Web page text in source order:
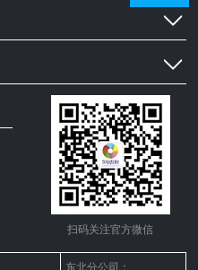
扫码关注官方微信
东北分公司：